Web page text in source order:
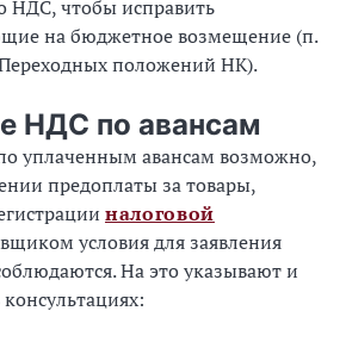
НДС, чтобы исправить
на бюджетное возмещение (п.
положений НК).
НДС по авансам
уплаченным авансам возможно,
предоплаты за товары,
налоговой
условия для заявления
На это указывают и